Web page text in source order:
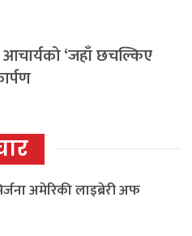
आचार्यको ‘जहाँ छचल्किए
अमेरिकी लाइब्रेरी अफ